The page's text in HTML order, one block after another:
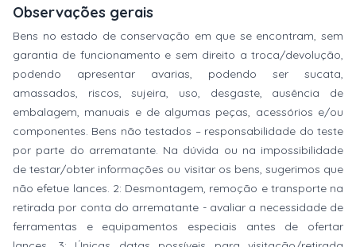
Observações gerais
Bens no estado de conservação em que se encontram, sem
garantia de funcionamento e sem direito a troca/devolução,
podendo apresentar avarias, podendo ser sucata,
amassados, riscos, sujeira, uso, desgaste, ausência de
embalagem, manuais e de algumas peças, acessórios e/ou
componentes. Bens não testados – responsabilidade do teste
por parte do arrematante. Na dúvida ou na impossibilidade
de testar/obter informações ou visitar os bens, sugerimos que
não efetue lances. 2: Desmontagem, remoção e transporte na
retirada por conta do arrematante - avaliar a necessidade de
ferramentas e equipamentos especiais antes de ofertar